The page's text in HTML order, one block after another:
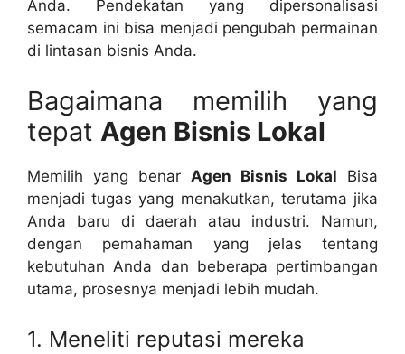
Anda. Pendekatan yang dipersonalisasi
semacam ini bisa menjadi pengubah permainan
di lintasan bisnis Anda.
Bagaimana memilih yang
tepat Agen Bisnis Lokal
Memilih yang benar Agen Bisnis Lokal Bisa
menjadi tugas yang menakutkan, terutama jika
Anda baru di daerah atau industri. Namun,
dengan pemahaman yang jelas tentang
kebutuhan Anda dan beberapa pertimbangan
utama, prosesnya menjadi lebih mudah.
1. Meneliti reputasi mereka